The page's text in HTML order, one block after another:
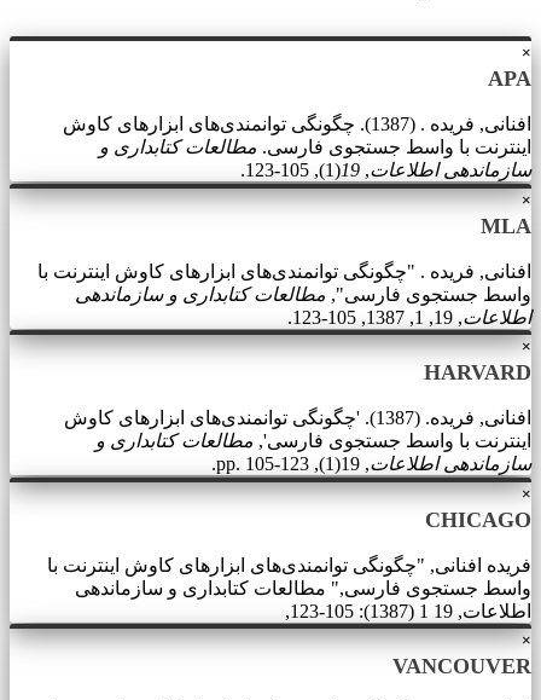
×
APA
افنانی, فریده . (1387). چگونگی توانمندی‌های ابزارهای کاوش
اینترنت با واسط جستجوی فارسی. مطالعات کتابداری و
سازماندهی اطلاعات,
19
(1), 105-123.
×
MLA
افنانی, فریده . "چگونگی توانمندی‌های ابزارهای کاوش اینترنت با
واسط جستجوی فارسی", مطالعات کتابداری و سازماندهی
اطلاعات, 19, 1, 1387, 105-123.
×
HARVARD
افنانی, فریده. (1387). 'چگونگی توانمندی‌های ابزارهای کاوش
اینترنت با واسط جستجوی فارسی', مطالعات کتابداری و
سازماندهی اطلاعات, 19(1), pp. 105-123.
×
CHICAGO
فریده افنانی, "چگونگی توانمندی‌های ابزارهای کاوش اینترنت با
واسط جستجوی فارسی," مطالعات کتابداری و سازماندهی
اطلاعات, 19 1 (1387): 105-123,
×
VANCOUVER